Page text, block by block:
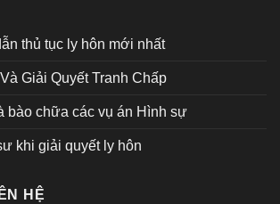
thủ tục ly hôn mới nhất
Giải Quyết Tranh Chấp
bào chữa các vụ án Hình sự
khi giải quyết ly hôn
HỆ